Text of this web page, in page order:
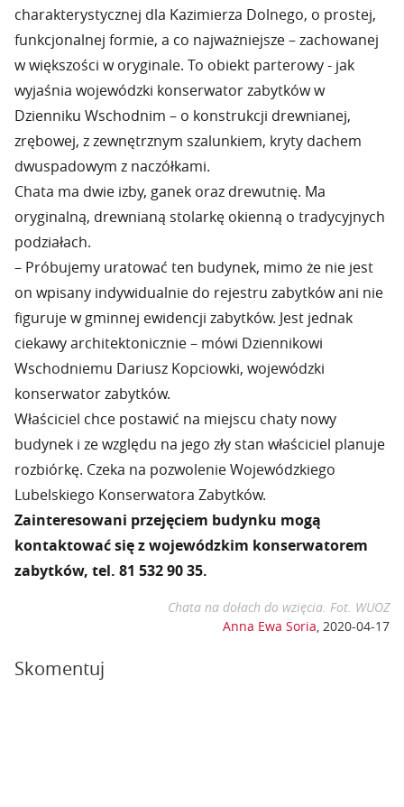
charakterystycznej dla Kazimierza Dolnego, o prostej,
funkcjonalnej formie, a co najważniejsze – zachowanej
w większości w oryginale. To obiekt parterowy - jak
wyjaśnia wojewódzki konserwator zabytków w
Dzienniku Wschodnim – o konstrukcji drewnianej,
zrębowej, z zewnętrznym szalunkiem, kryty dachem
dwuspadowym z naczółkami.
Chata ma dwie izby, ganek oraz drewutnię. Ma
oryginalną, drewnianą stolarkę okienną o tradycyjnych
podziałach.
– Próbujemy uratować ten budynek, mimo że nie jest
on wpisany indywidualnie do rejestru zabytków ani nie
figuruje w gminnej ewidencji zabytków. Jest jednak
ciekawy architektonicznie – mówi Dziennikowi
Wschodniemu Dariusz Kopciowki, wojewódzki
konserwator zabytków.
Właściciel chce postawić na miejscu chaty nowy
budynek i ze względu na jego zły stan właściciel planuje
rozbiórkę. Czeka na pozwolenie Wojewódzkiego
Lubelskiego Konserwatora Zabytków.
Zainteresowani przejęciem budynku mogą
kontaktować się z wojewódzkim konserwatorem
zabytków, tel. 81 532 90 35.
Chata na dołach do wzięcia. Fot. WUOZ
Anna Ewa Soria, 2020-04-17
Skomentuj